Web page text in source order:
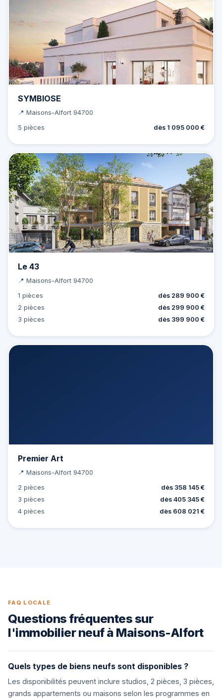
SYMBIOSE
📍 Maisons-Alfort 94700
5 pièces
dès 1 095 000 €
Le 43
📍 Maisons-Alfort 94700
1 pièces
dès 289 900 €
2 pièces
dès 299 900 €
3 pièces
dès 399 900 €
Premier Art
📍 Maisons-Alfort 94700
2 pièces
dès 358 145 €
3 pièces
dès 405 345 €
4 pièces
dès 608 021 €
FAQ LOCALE
Questions fréquentes sur
l'immobilier neuf à Maisons-Alfort
Quels types de biens neufs sont disponibles ?
Les disponibilités peuvent inclure studios, 2 pièces, 3 pièces,
grands appartements ou maisons selon les programmes en